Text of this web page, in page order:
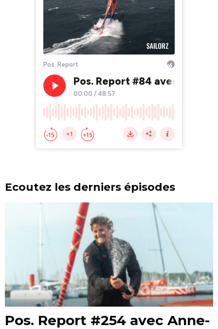
Ecoutez les derniers épisodes
Pos. Report #254 avec Anne-